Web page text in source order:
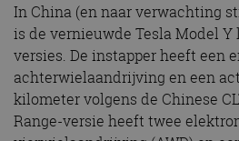
In China (en naar verwachting
is de vernieuwde Tesla Model Y
versies. De instapper heeft een
achterwielaandrijving en een
kilometer volgens de Chinese
Range-versie heeft twee